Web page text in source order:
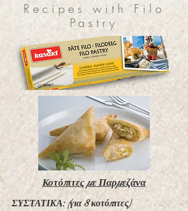
Recipes with Filo
Pastry
Κοτόπιτες με Παρμεζάνα
ΣΥΣΤΑΤΙΚΑ: (για 8 κοτόπιτες)